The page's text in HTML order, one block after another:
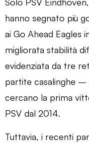
hanno segnato più
ai Go Ahead Eagles
migliorata stabilità
evidenziata da tre
partite casalinghe
cercano la prima
PSV dal 2014.
Tuttavia, i recenti